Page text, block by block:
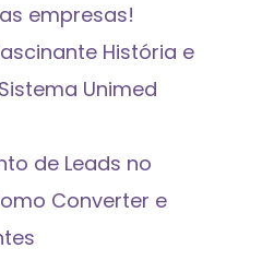
empresas!
História e
Unimed
de Leads no
Converter e